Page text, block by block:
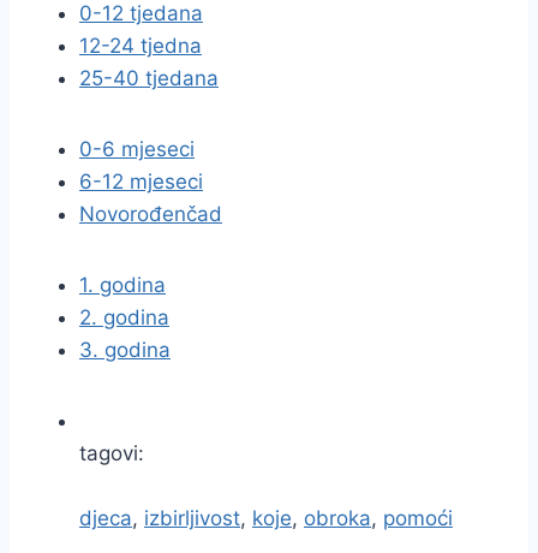
0-12 tjedana
12-24 tjedna
25-40 tjedana
0-6 mjeseci
6-12 mjeseci
Novorođenčad
1. godina
2. godina
3. godina
tagovi:
djeca, izbirljivost, koje, obroka, pomoći